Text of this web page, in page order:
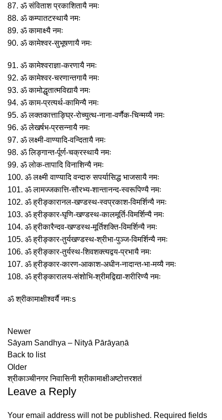
87. ॐ संविताश प्रकाशितायै नमः
88. ॐ कम्पातटस्थायै नमः
89. ॐ कामाक्ष्यै नमः
90. ॐ कामेश्वर-सुभूषणायै नमः
91. ॐ कामेश्वराज्ञा-करणायै नमः
92. ॐ कामेश्वर-चरणान्तगायै नमः
93. ॐ कामोद्धृतात्मविद्यायै नमः
94. ॐ काम-प्रत्यर्थ-कामिन्यै नमः
95. ॐ लक्तकात्ताङ्घ्रि-रोच्युत्थ-नाना-वर्णैक-चिन्मय्यै नमः
96. ॐ लेखर्षभ-प्रसन्नायै नमः
97. ॐ लक्ष्मी-वाण्यादि-वन्दितायै नमः
98. ॐ लिङ्गान्त-र्पूर्ण-चक्रस्थायै नमः
99. ॐ लोक-तापादि विनाशिन्यै नमः
100. ॐ लक्ष्मी वाण्यादि वन्दारु सपर्यासिद्ध भाजसायै नमः
101. ॐ लामज्जकात्ति-सौरभ्य-शान्तानन्द-स्वरूपिण्यै नमः
102. ॐ ह्रीङ्कारानल-खण्डस्थ-स्वप्रकाश-विमर्शिन्यै नमः
103. ॐ ह्रीङ्कार-घृणि-खण्डस्थ-कालमूर्ति-विमर्शिन्यै नमः
104. ॐ ह्रीकारैन्दव-खण्डस्थ-मूर्तिशक्ति-विमर्शिन्यै नमः
105. ॐ ह्रीङ्कार-तुर्यखण्डस्थ-श्रीभा-पुञ्ज-विमर्शिन्यै नमः
106. ॐ ह्रीङ्कार-तुर्यस्थ-शिवशक्त्यद्वय-प्रभायै नमः
107. ॐ ह्रीङ्कार-कारण-आकाश-अधीन-नादान्त-भा-मय्यै नमः
108. ॐ ह्रीङ्कारालय-संशोभि-श्रीमद्विद्या-शरीरिण्यै नमः
ॐ श्रीकामाक्षीश्वर्यै नमःs
Newer
Sāyam Sandhya – Nityā Pārāyaṇā
Back to list
Older
श्रीकाञ्चीनगर निवासिनी श्रीकामाक्षीअष्टोत्तरशतं
Leave a Reply
Your email address will not be published. Required fields